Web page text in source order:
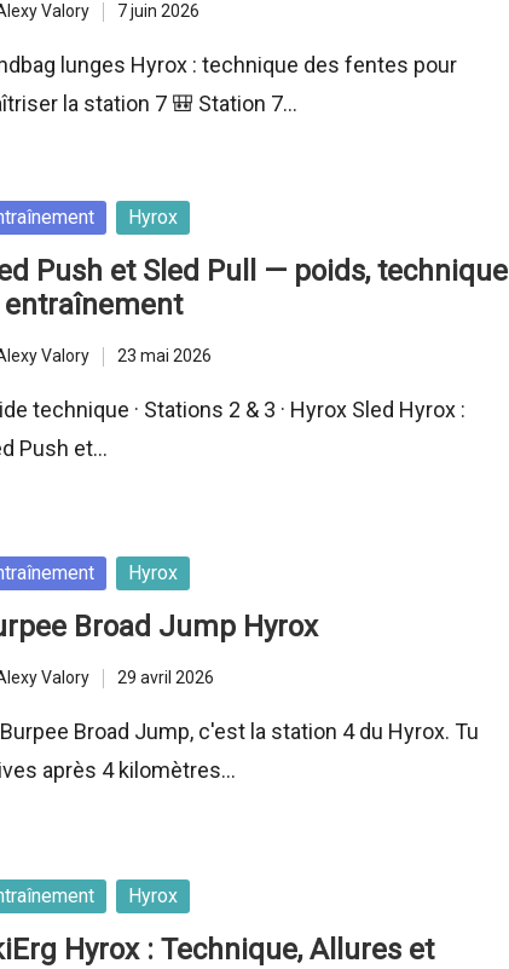
Valory 7 juin 2026
lunges Hyrox : technique des fentes pour
la station 7 🎒 Station 7…
Hyrox
Push et Sled Pull — poids, technique
entraînement
Valory 23 mai 2026
technique · Stations 2 & 3 · Hyrox Sled Hyrox :
Push et…
Hyrox
Broad Jump Hyrox
Valory 29 avril 2026
Broad Jump, c'est la station 4 du Hyrox. Tu
après 4 kilomètres…
Hyrox
Hyrox : Technique, Allures et